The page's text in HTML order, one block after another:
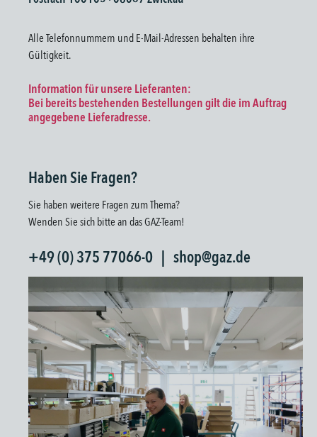
Alle Telefonnummern und E-Mail-Adressen behalten ihre
Gültigkeit.
Information für unsere Lieferanten:
Bei bereits bestehenden Bestellungen gilt die im Auftrag
angegebene Lieferadresse.
Haben Sie Fragen?
Sie haben weitere Fragen zum Thema?
Wenden Sie sich bitte an das GAZ-Team!
+49 (0) 375 77066-0 | shop@gaz.de